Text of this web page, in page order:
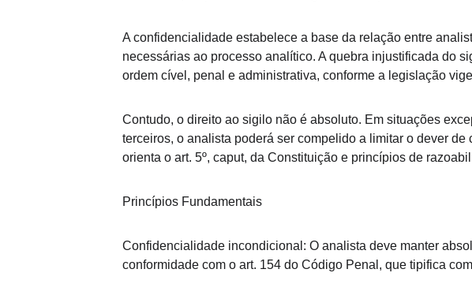
A confidencialidade estabelece a base da relação entre
necessárias ao processo analítico. A quebra injustificada do
ordem cível, penal e administrativa, conforme a legislação
Contudo, o direito ao sigilo não é absoluto. Em situações
terceiros, o analista poderá ser compelido a limitar o dever
orienta o art. 5º, caput, da Constituição e princípios de
Princípios Fundamentais
Confidencialidade incondicional: O analista deve manter
conformidade com o art. 154 do Código Penal, que tipifica